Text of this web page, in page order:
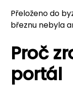
Přeloženo do
březnu nebyla
Proč
portál